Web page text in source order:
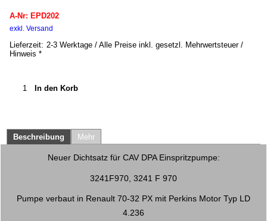
A-Nr: EPD202
exkl. Versand
Lieferzeit: 2-3 Werktage / Alle Preise inkl. gesetzl. Mehrwertsteuer /
Hinweis *
Beschreibung
Pumpe verbaut in Renault 70-32 PX mit Perkins Motor Typ LD